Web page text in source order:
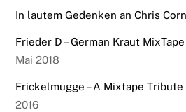
In lautem Gedenken an Chris
Frieder D – German Kraut
Mai 2018
Frickelmugge – A Mixtape Tribute
2016